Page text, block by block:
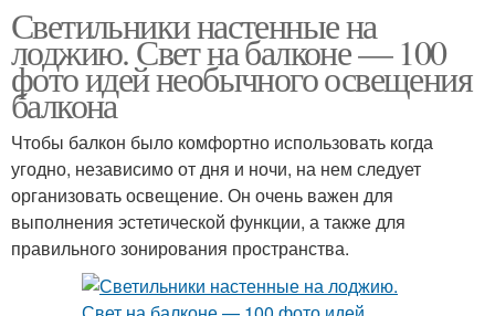
Светильники настенные на
лоджию. Свет на балконе — 100
фото идей необычного освещения
балкона
Чтобы балкон было комфортно использовать когда
угодно, независимо от дня и ночи, на нем следует
организовать освещение. Он очень важен для
выполнения эстетической функции, а также для
правильного зонирования пространства.